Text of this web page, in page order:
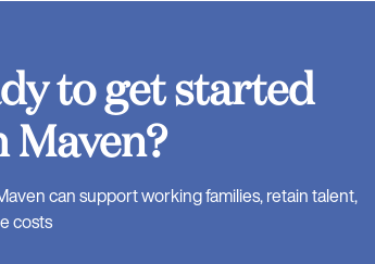
to get started
Maven?
can support working families, retain talent,
costs